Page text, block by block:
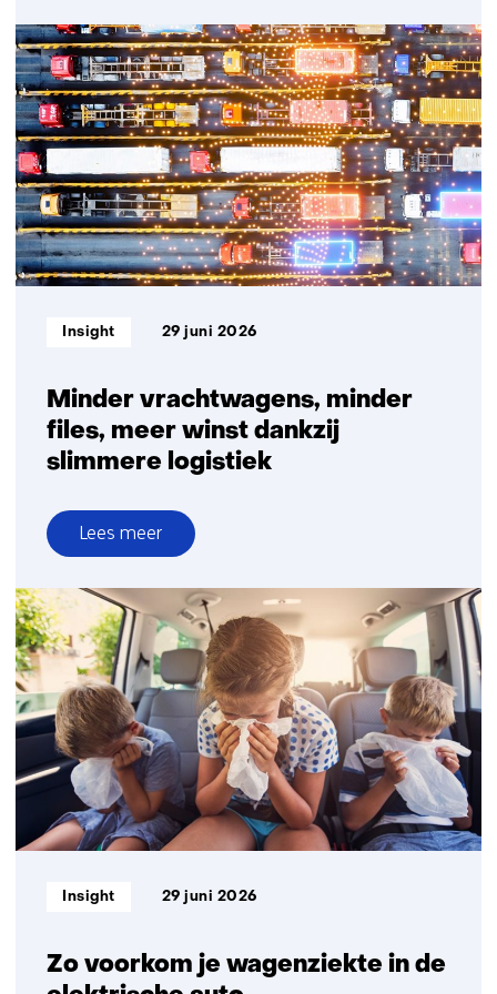
Innovation
Matters:
TNO
en
Plantanious
organiseren
logistiek
voor
meer
leveringszekerheid
Minder vrachtwagens, minder
files, meer winst dankzij
slimmere logistiek
Informatietype:
Insight 29 juni 2026
Lees meer
over
Minder
vrachtwagens,
minder
files,
meer
winst
dankzij
slimmere
logistiek
Zo voorkom je wagenziekte in de
Informatietype:
Insight 29 juni 2026